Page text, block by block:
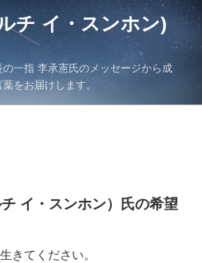
チ イ・スンホン)
一指 李承憲氏のメッセージから成
をお届けします。
チ イ・スンホン）氏の希望
きてください。